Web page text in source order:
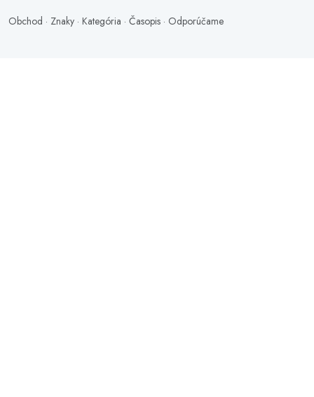
Obchod · Znaky · Kategória · Časopis · Odporúčame